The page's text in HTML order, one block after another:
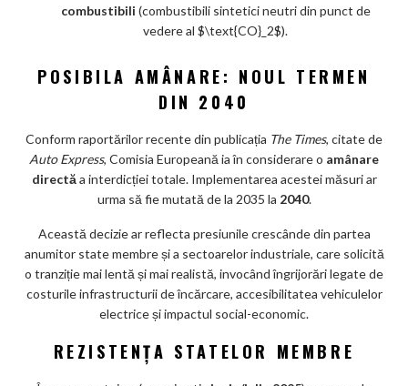
combustibili (combustibili sintetici neutri din punct de
vedere al $\text{CO}_2$).
POSIBILA AMÂNARE: NOUL TERMEN
DIN 2040
Conform raportărilor recente din publicația The Times, citate de
Auto Express, Comisia Europeană ia în considerare o amânare
directăa interdicției totale. Implementarea acestei măsuri ar
urma să fie mutată de la 2035 la 2040.
Această decizie ar reflecta presiunile crescânde din partea
anumitor state membre și a sectoarelor industriale, care solicită
o tranziție mai lentă și mai realistă, invocând îngrijorări legate de
costurile infrastructurii de încărcare, accesibilitatea vehiculelor
electrice și impactul social-economic.
REZISTENȚA STATELOR MEMBRE